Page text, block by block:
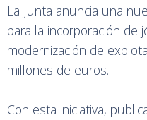
La Junta anuncia una
para la incorporación de
modernización de
millones de euros.
Con esta iniciativa,